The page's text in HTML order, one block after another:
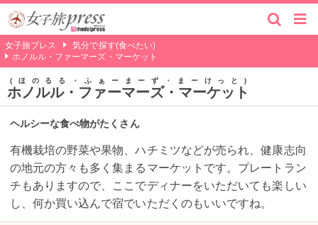
女子旅プレス
気分で探す(食べたい)
ホノルル・ファーマーズ・マーケット
ホノルル・ファーマーズ・マーケット
ほのるる・ふぁーまーず・まーけっと
ヘルシーな食べ物がたくさん
有機栽培の野菜や果物、ハチミツなどが売られ、健康志向
の地元の方々も多く集まるマーケットです。プレートラン
チもありますので、ここでディナーをいただいても楽しい
し、何か買い込んで宿でいただくのもいいですね。